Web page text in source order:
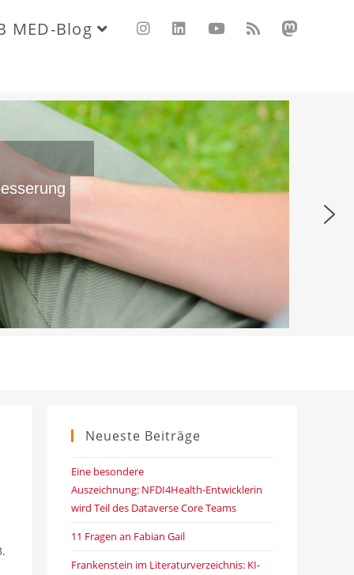
MED-Blog
Neueste Beiträge
Eine besondere
Auszeichnung: NFDI4Health-Entwicklerin
wird Teil des Dataverse Core Teams
11 Fragen an Fabian Gail
Frankenstein im Literaturverzeichnis: KI-